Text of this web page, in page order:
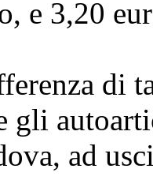
e 3,20
di
gli
ad